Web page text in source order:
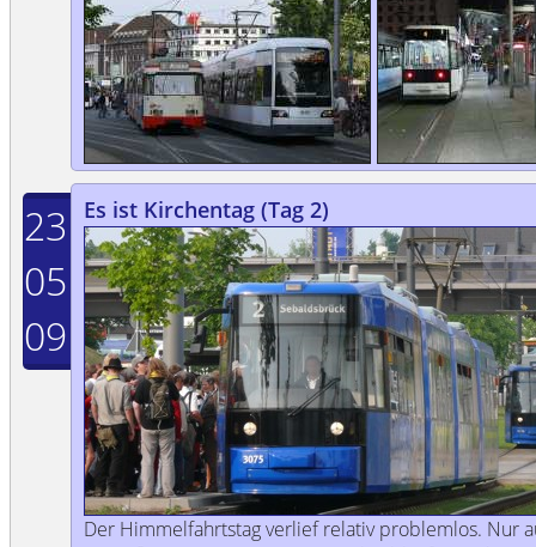
23
05
09
Es ist Kirchentag (Tag 2)
Der Himmelfahrtstag verlief relativ problemlos. Nur